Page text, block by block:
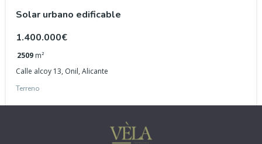
Solar urbano edificable
1.400.000€
2509 m²
Calle alcoy 13, Onil, Alicante
Terreno